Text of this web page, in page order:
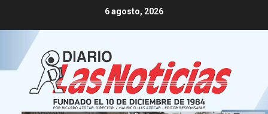
6 agosto, 2026